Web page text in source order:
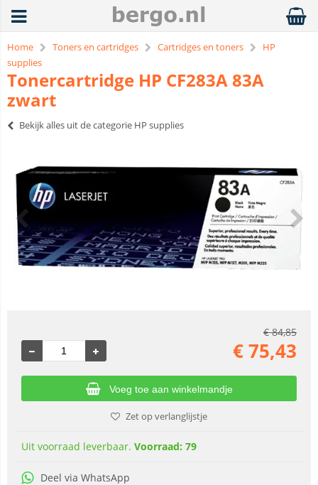
Home Toners en cartridges Cartridges en toners
HP
supplies
Tonercartridge HP CF283A 83A
zwart
Bekijk alles uit de categorie HP supplies
€84,85
€75,43
Voeg toe aan winkelmandje
Zet op verlanglijstje
Uit voorraad leverbaar. Voorraad: 79
Deel via WhatsApp